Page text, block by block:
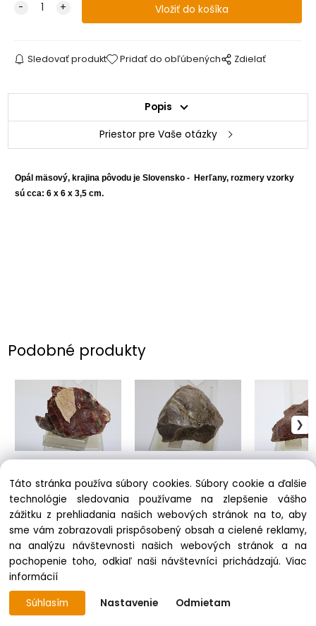
Sledovať produkt Pridať do obľúbených Zdielať
Popis
Priestor pre Vaše otázky
Opál mäsový, krajina pôvodu je Slovensko - Herľany, rozmery vzorky
sú cca: 6 x 6 x 3,5 cm.
Podobné produkty
1.30 €
2.00 €
Opál mäsový
1.00 €
Vytvorené systémom ClickEshop.sk
Táto stránka používa súbory cookies. Súbory cookie a ďalšie
technológie sledovania používame na zlepšenie vášho
zážitku z prehliadania našich webových stránok na to, aby
sme vám zobrazovali prispôsobený obsah a cielené reklamy,
na analýzu návštevnosti našich webových stránok a na
pochopenie toho, odkiaľ naši návštevníci prichádzajú.Viac
informácií
Súhlasím
Nastavenie Odmietam